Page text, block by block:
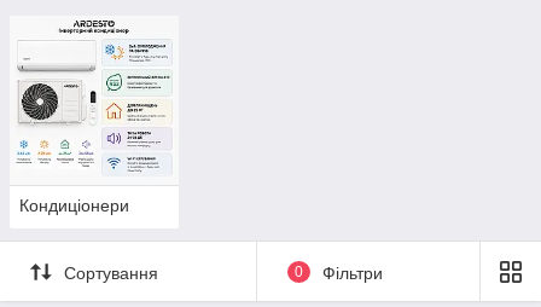
Кондиціонери
Сортування 0 Фільтри